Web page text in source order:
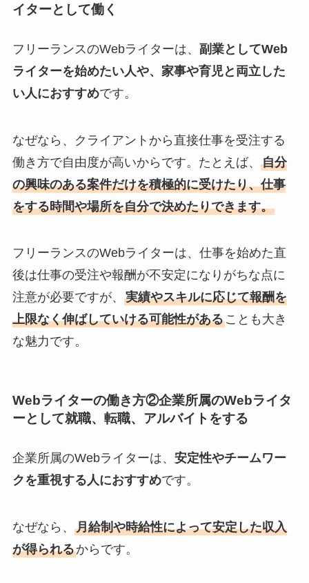
イターとして働く
フリーランスのWebライターは、 副業としてWeb
ライターを始めたい人や、家事や育児と両立した
い人におすすめです。
なぜなら、クライアントから直接仕事を受注する
働き方で自由度が高いからです。たとえば、 自分
の興味のある案件だけを積極的に受けたり、仕事
をする時間や場所を自分で決めたりできます。
フリーランスのWebライターは、仕事を始めた直
後は仕事の受注や報酬が不安定になりがちな点に
注意が必要ですが、 実績やスキルに応じて報酬を
上限なく伸ばしていける可能性があることも大き
な魅力です。
Webライターの働き方②企業所属のWebライタ
ーとして就職、転職、アルバイトをする
企業所属のWebライターは、 安定性やチームワー
クを重視する人におすすめです。
なぜなら、 月給制や時給性によって安定した収入
が得られるからです。